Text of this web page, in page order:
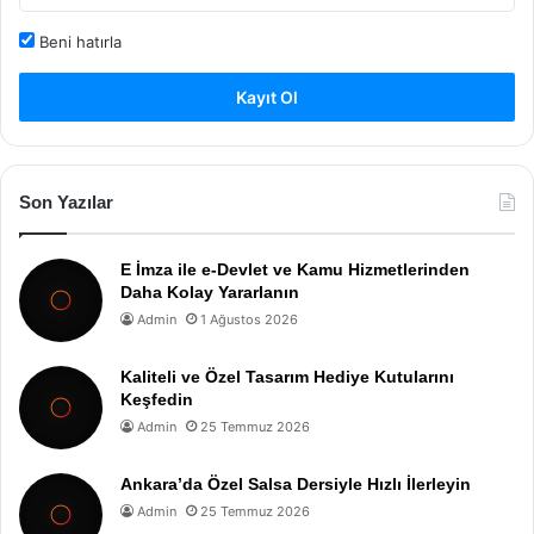
Beni hatırla
Kayıt Ol
Son Yazılar
E İmza ile e-Devlet ve Kamu Hizmetlerinden
Daha Kolay Yararlanın
Admin 1 Ağustos 2026
Kaliteli ve Özel Tasarım Hediye Kutularını
Keşfedin
Admin 25 Temmuz 2026
Ankara’da Özel Salsa Dersiyle Hızlı İlerleyin
Admin 25 Temmuz 2026